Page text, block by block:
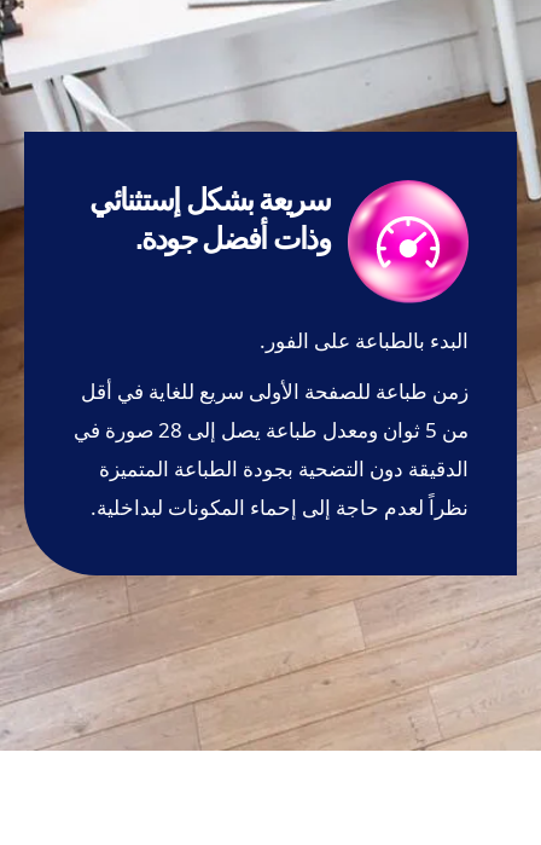
سريعة بشكل إستثنائي
وذات أفضل جودة.
البدء بالطباعة على الفور.
زمن طباعة للصفحة الأولى سريع للغاية في أقل
من 5 ثوان ومعدل طباعة يصل إلى 28 صورة في
الدقيقة دون التضحية بجودة الطباعة المتميزة
نظراً لعدم حاجة إلى إحماء المكونات لبداخلية.